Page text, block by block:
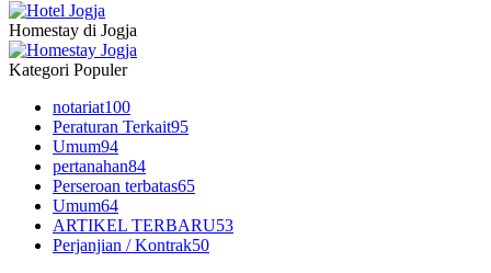
Homestay di Jogja
Kategori Populer
notariat100
Peraturan Terkait95
Umum94
pertanahan84
Perseroan terbatas65
Umum64
ARTIKEL TERBARU53
Perjanjian / Kontrak50